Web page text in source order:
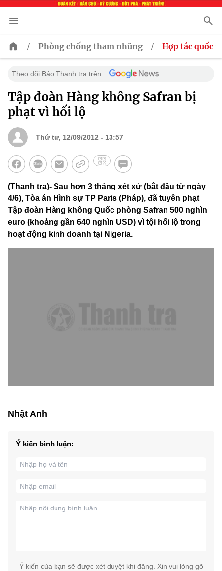
/ Phòng chống tham nhũng / Hợp tác quốc
Theo dõi Báo Thanh tra trên
Tập đoàn Hàng không Safran bị
phạt vì hối lộ
Thứ tư, 12/09/2012 - 13:57
(Thanh tra)- Sau hơn 3 tháng xét xử (bắt đầu từ ngày
4/6), Tòa án Hình sự TP Paris (Pháp), đã tuyên phạt
Tập đoàn Hàng không Quốc phòng Safran 500 nghìn
euro (khoảng gần 640 nghìn USD) vì tội hối lộ trong
hoạt động kinh doanh tại Nigeria.
Nhật Anh
Ý kiến bình luận:
Ý kiến của bạn sẽ được xét duyệt khi đăng. Xin vui lòng gõ